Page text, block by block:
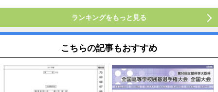
ランキングをもっと見る
こちらの記事もおすすめ